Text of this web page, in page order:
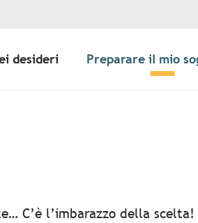
desideri Preparare il mio
favoris
C’è l’imbarazzo della scelta!